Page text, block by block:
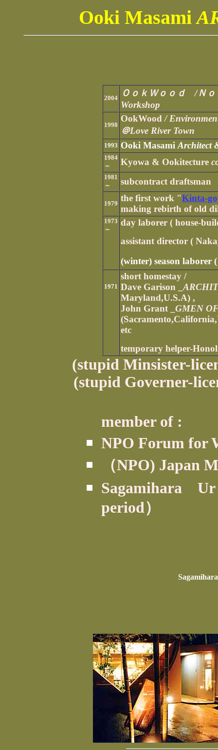
Ooki Masami
2004
ＯｏｋＷｏｏｄ /Ｎ
Workshop
1998
OokWood/
＠Love River Town
1993 Ooki Masami Architect
1984
～
Kyowa & Ookitecture
1981
～
subcontract draftsman
1979
the first work "Kinta-
making rebirth of old
1973
～
day laborer ( house-
assistant director (
(winter) season
1971
short homestay /
Dave Garison _
Maryland,U.S.A) ,
John Grant _ GMEN
etc
temporary helper-
(stupid Minsister-
(stupid Governer-
member of :
NPO Forum for
（NPO) Japan
Sagamihara Ur
period）